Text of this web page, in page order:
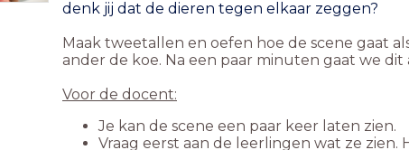
denk jij dat de dieren tegen elkaar zeggen?
Maak tweetallen en oefen hoe de scene gaat
ander de koe. Na een paar minuten gaat we
Voor de docent:
Je kan de scene een paar keer laten zien.
Vraag eerst aan de leerlingen wat ze